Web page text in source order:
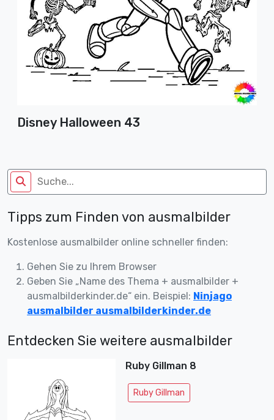
Disney Halloween 43
Tipps zum Finden von ausmalbilder
Kostenlose ausmalbilder online schneller finden:
Gehen Sie zu Ihrem Browser
Geben Sie „Name des Thema + ausmalbilder +
ausmalbilderkinder.de“ ein. Beispiel: Ninjago
ausmalbilder ausmalbilderkinder.de
Entdecken Sie weitere ausmalbilder
Ruby Gillman 8
Ruby Gillman